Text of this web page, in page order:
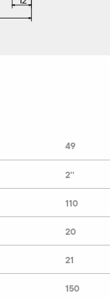
49
2''
110
20
21
150